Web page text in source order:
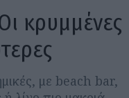
κρυμμένες
με beach bar,